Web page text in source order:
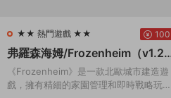
★★ 熱門遊戲 ★★ 100
弗羅森海姆/Frozenheim（v1.2.
0.1）
《Frozenheim》是一款北歐城市建造遊
戲，擁有精細的家園管理和即時戰略玩